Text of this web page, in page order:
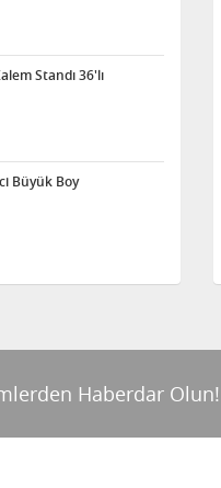
Standı 36'lı
Büyük Boy
Haberdar Olun!